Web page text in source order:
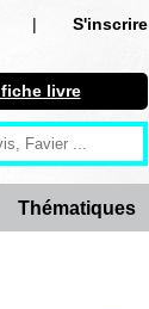
|
S'inscrire
livre
livre
Thématiques